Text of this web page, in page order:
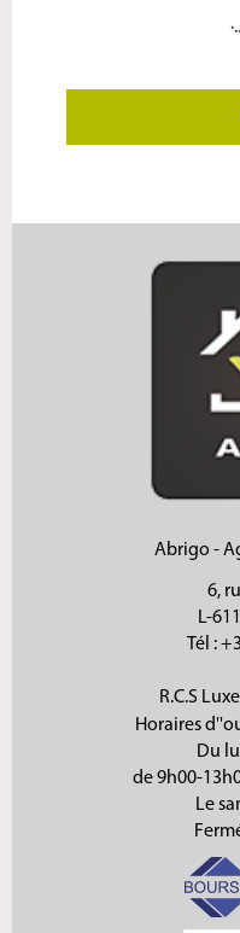
Abrigo -
6,
L-
Tél :
R.C.S
Horaires
Du
de 9h00-
Le